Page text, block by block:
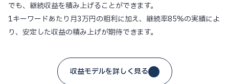
でも、継続収益を積み上げることができます。
1キーワードあたり月3万円の粗利に加え、継続率85%の実績によ
り、安定した収益の積み上げが期待できます。
収益モデルを詳しく見る